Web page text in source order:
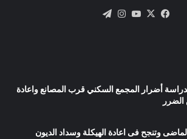
فيسبوك
X يوتيوبانستقرام
أضرار المجمع السكني قرب المصانع واعادة
الضرر
وتنجح فى اعادة الهيكلة وسداد الديون